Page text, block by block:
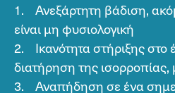
1. Ανεξάρτητη βάδιση,
είναι μη φυσιολογική
2. Ικανότητα στήριξης στο
διατήρηση της
3. Αναπήδηση σε ένα